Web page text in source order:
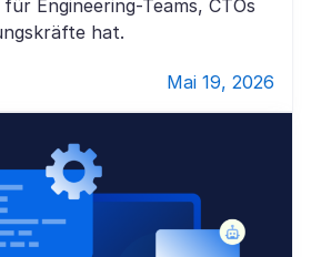
Engineering-Teams, CTOs
hat.
Mai 19, 2026